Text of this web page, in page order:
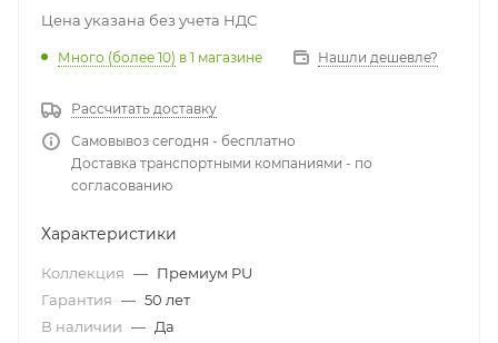
Цена указана без учета НДС
Много (более 10) в 1 магазине Нашли дешевле?
Рассчитать доставку
Самовывоз сегодня - бесплатно
Доставка транспортными компаниями - по
согласованию
Характеристики
Коллекция — Премиум PU
Гарантия — 50 лет
В наличии — Да